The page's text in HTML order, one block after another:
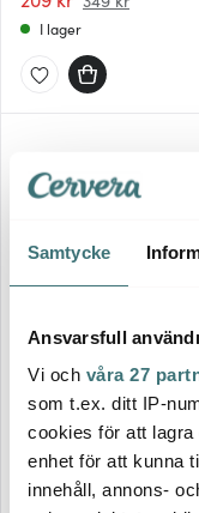
Samtycke
Ansvarsfull
Vi och våra 27
som t.ex. ditt IP-
cookies för att lagra
enhet för att kunna
innehåll, annons-
I lager
Iittala
Essence Ölglas 48 cl
674 kr 899 kr
I lager